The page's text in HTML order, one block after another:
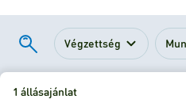
Végzettség
1 állásajánlat